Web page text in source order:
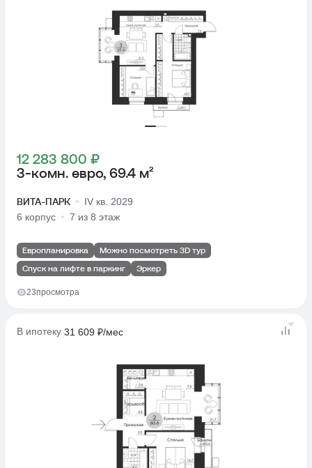
12 283 800 ₽
3-комн. евро, 69.4 м²
ВИТА-ПАРК
IV кв. 2029
6 корпус
7 из 8 этаж
Европланировка
Можно посмотреть 3D тур
Спуск на лифте в паркинг
Эркер
23просмотра
В ипотеку 31 609 ₽/мес